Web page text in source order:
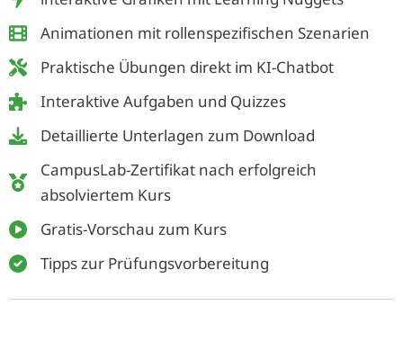
Animationen mit rollenspezifischen Szenarien
Praktische Übungen direkt im KI-Chatbot
Interaktive Aufgaben und Quizzes
Detaillierte Unterlagen zum Download
CampusLab-Zertifikat nach erfolgreich
absolviertem Kurs
Gratis-Vorschau zum Kurs
Tipps zur Prüfungsvorbereitung